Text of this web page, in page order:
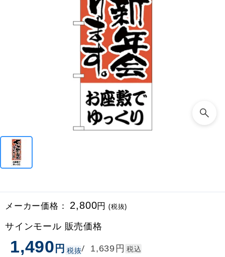
メーカー価格： 2,800円(税抜)
サインモール 販売価格
1,490円 税抜/ 1,639円 税込